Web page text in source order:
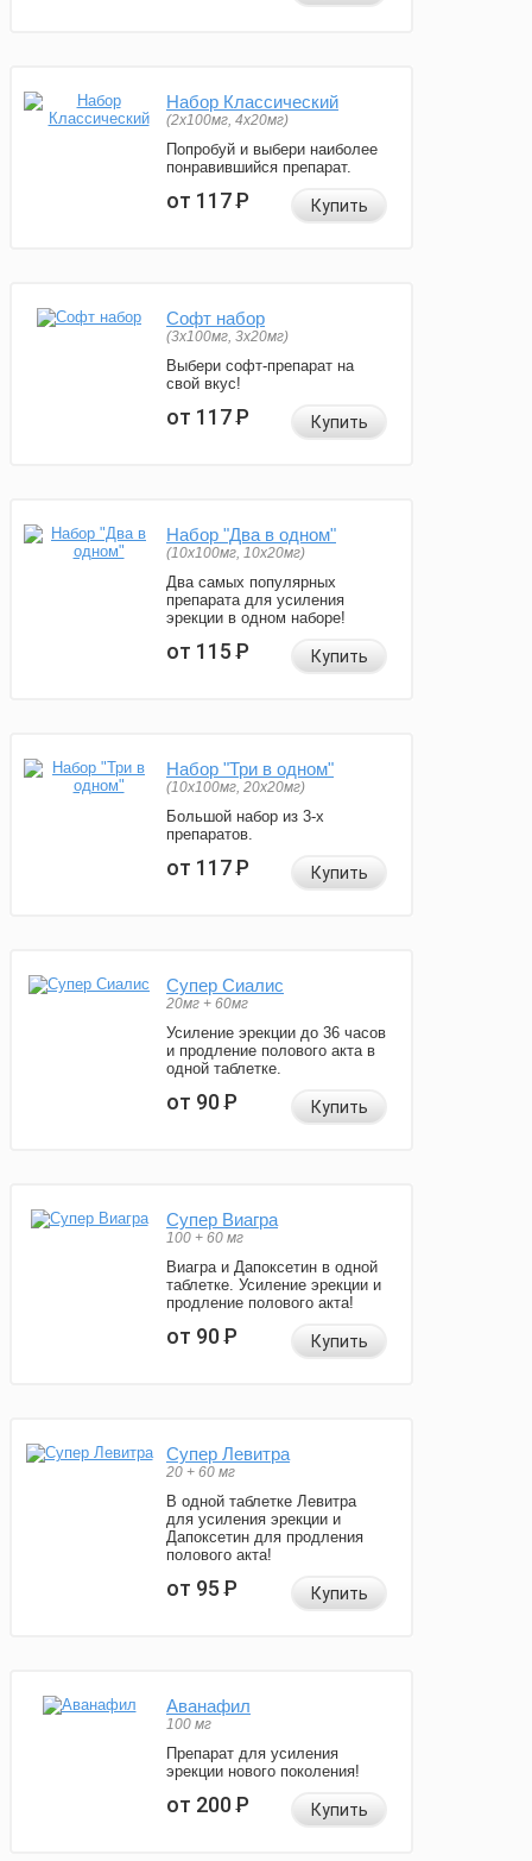
Набор Классический
(2x100мг, 4x20мг)
Попробуй и выбери наиболее
понравившийся препарат.
от 117Р Купить
Софт набор
(3x100мг, 3x20мг)
Выбери софт-препарат на
свой вкус!
от 117Р Купить
Набор "Два в одном"
(10x100мг, 10x20мг)
Два самых популярных
препарата для усиления
эрекции в одном наборе!
от 115Р Купить
Набор "Три в одном"
(10x100мг, 20x20мг)
Большой набор из 3-х
препаратов.
от 117Р Купить
Супер Сиалис
20мг + 60мг
Усиление эрекции до 36 часов
и продление полового акта в
одной таблетке.
от 90Р Купить
Супер Виагра
100 + 60 мг
Виагра и Дапоксетин в одной
таблетке. Усиление эрекции и
продление полового акта!
от 90Р Купить
Супер Левитра
20 + 60 мг
В одной таблетке Левитра
для усиления эрекции и
Дапоксетин для продления
полового акта!
от 95Р Купить
Аванафил
100 мг
Препарат для усиления
эрекции нового поколения!
от 200Р Купить